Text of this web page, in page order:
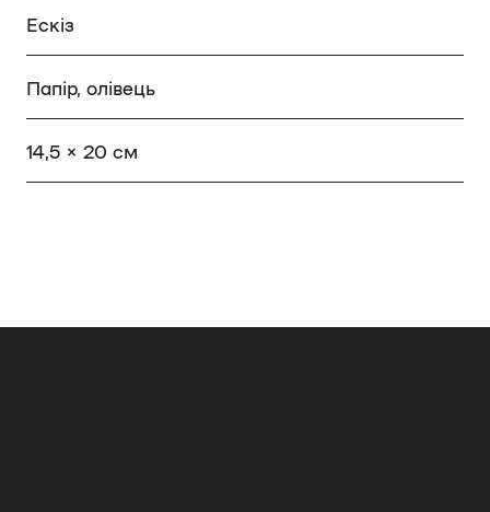
Ескіз
Папір, олівець
14,5 × 20 см